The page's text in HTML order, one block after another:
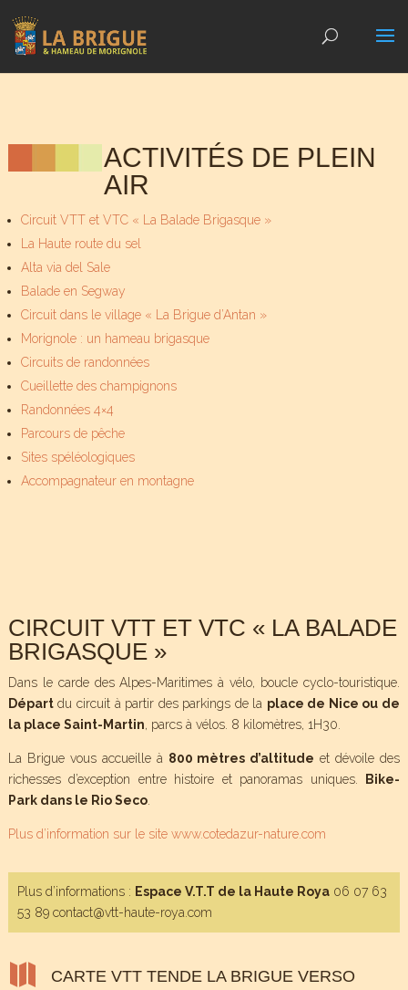
ACTIVITÉS DE PLEIN
AIR
Circuit VTT et VTC « La Balade Brigasque »
La Haute route du sel
Alta via del Sale
Balade en Segway
Circuit dans le village « La Brigue d’Antan »
Morignole : un hameau brigasque
Circuits de randonnées
Cueillette des champignons
Randonnées 4×4
Parcours de pêche
Sites spéléologiques
Accompagnateur en montagne
CIRCUIT VTT ET VTC « LA BALADE
BRIGASQUE »
Dans le carde des Alpes-Maritimes à vélo, boucle cyclo-touristique.
Départdu circuit à partir des parkings de la place de Nice ou de
la place Saint-Martin , parcs à vélos. 8 kilomètres, 1H30.
La Brigue vous accueille à 800 mètres d’altitude et dévoile des
richesses d’exception entre histoire et panoramas uniques.
Bike-
Park dans le Rio Seco.
Plus d’information sur le site www.cotedazur-nature.com
Plus d’informations : Espace V.T.T de la Haute Roya06 07 63
53 89 contact@vtt-haute-roya.com
 CARTE VTT TENDE LA BRIGUE VERSO